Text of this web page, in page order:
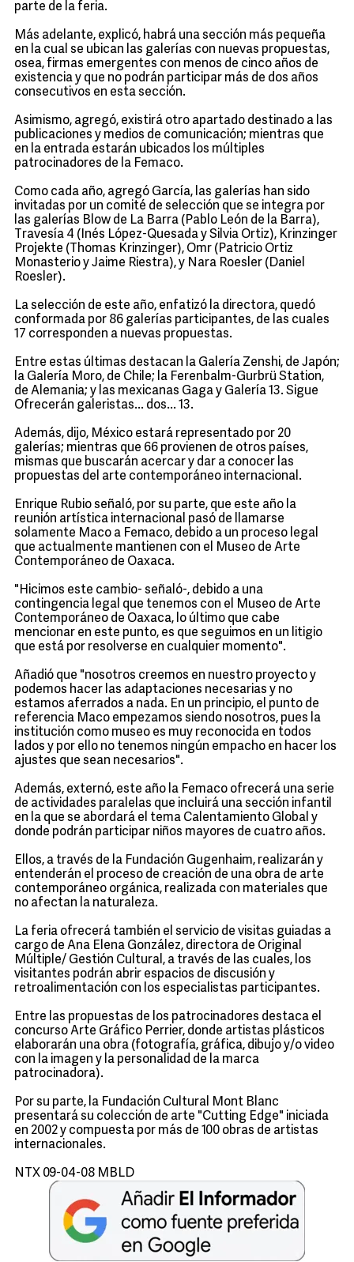
parte de la feria.
Más adelante, explicó, habrá una sección más pequeña
en la cual se ubican las galerías con nuevas propuestas,
osea, firmas emergentes con menos de cinco años de
existencia y que no podrán participar más de dos años
consecutivos en esta sección.
Asimismo, agregó, existirá otro apartado destinado a las
publicaciones y medios de comunicación; mientras que
en la entrada estarán ubicados los múltiples
patrocinadores de la Femaco.
Como cada año, agregó García, las galerías han sido
invitadas por un comité de selección que se integra por
las galerías Blow de La Barra (Pablo León de la Barra),
Travesía 4 (Inés López-Quesada y Silvia Ortiz), Krinzinger
Projekte (Thomas Krinzinger), Omr (Patricio Ortiz
Monasterio y Jaime Riestra), y Nara Roesler (Daniel
Roesler).
La selección de este año, enfatizó la directora, quedó
conformada por 86 galerías participantes, de las cuales
17 corresponden a nuevas propuestas.
Entre estas últimas destacan la Galería Zenshi, de Japón;
la Galería Moro, de Chile; la Ferenbalm-Gurbrü Station,
de Alemania; y las mexicanas Gaga y Galería 13. Sigue
Ofrecerán galeristas... dos... 13.
Además, dijo, México estará representado por 20
galerías; mientras que 66 provienen de otros países,
mismas que buscarán acercar y dar a conocer las
propuestas del arte contemporáneo internacional.
Enrique Rubio señaló, por su parte, que este año la
reunión artística internacional pasó de llamarse
solamente Maco a Femaco, debido a un proceso legal
que actualmente mantienen con el Museo de Arte
Contemporáneo de Oaxaca.
"Hicimos este cambio- señaló-, debido a una
contingencia legal que tenemos con el Museo de Arte
Contemporáneo de Oaxaca, lo último que cabe
mencionar en este punto, es que seguimos en un litigio
que está por resolverse en cualquier momento".
Añadió que "nosotros creemos en nuestro proyecto y
podemos hacer las adaptaciones necesarias y no
estamos aferrados a nada. En un principio, el punto de
referencia Maco empezamos siendo nosotros, pues la
institución como museo es muy reconocida en todos
lados y por ello no tenemos ningún empacho en hacer los
ajustes que sean necesarios".
Además, externó, este año la Femaco ofrecerá una serie
de actividades paralelas que incluirá una sección infantil
en la que se abordará el tema Calentamiento Global y
donde podrán participar niños mayores de cuatro años.
Ellos, a través de la Fundación Gugenhaim, realizarán y
entenderán el proceso de creación de una obra de arte
contemporáneo orgánica, realizada con materiales que
no afectan la naturaleza.
La feria ofrecerá también el servicio de visitas guiadas a
cargo de Ana Elena González, directora de Original
Múltiple/ Gestión Cultural, a través de las cuales, los
visitantes podrán abrir espacios de discusión y
retroalimentación con los especialistas participantes.
Entre las propuestas de los patrocinadores destaca el
concurso Arte Gráfico Perrier, donde artistas plásticos
elaborarán una obra (fotografía, gráfica, dibujo y/o video
con la imagen y la personalidad de la marca
patrocinadora).
Por su parte, la Fundación Cultural Mont Blanc
presentará su colección de arte "Cutting Edge" iniciada
en 2002 y compuesta por más de 100 obras de artistas
internacionales.
NTX 09-04-08 MBLD